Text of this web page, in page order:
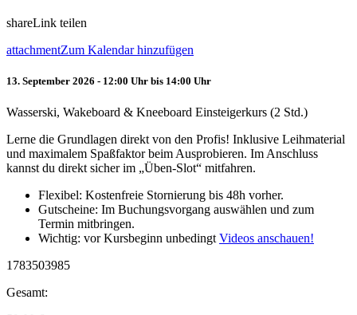
shareLink teilen
attachmentZum Kalendar hinzufügen
13. September 2026 - 12:00 Uhr bis 14:00 Uhr
Wasserski, Wakeboard & Kneeboard Einsteigerkurs (2 Std.)
Lerne die Grundlagen direkt von den Profis! Inklusive Leihmaterial
und maximalem Spaßfaktor beim Ausprobieren. Im Anschluss
kannst du direkt sicher im „Üben-Slot“ mitfahren.
Flexibel: Kostenfreie Stornierung bis 48h vorher.
Gutscheine: Im Buchungsvorgang auswählen und zum
Termin mitbringen.
Wichtig: vor Kursbeginn unbedingt Videos anschauen!
1783503985
Gesamt: